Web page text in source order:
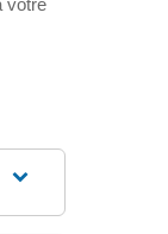
votre